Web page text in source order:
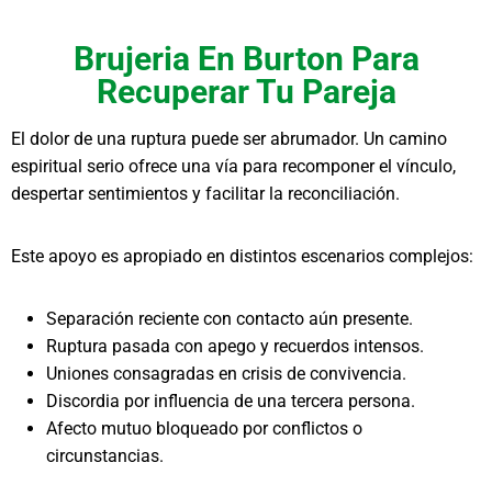
Brujeria En Burton Para
Recuperar Tu Pareja
El dolor de una ruptura puede ser abrumador. Un camino
espiritual serio ofrece una vía para recomponer el vínculo,
despertar sentimientos y facilitar la reconciliación.
Este apoyo es apropiado en distintos escenarios complejos:
Separación reciente con contacto aún presente.
Ruptura pasada con apego y recuerdos intensos.
Uniones consagradas en crisis de convivencia.
Discordia por influencia de una tercera persona.
Afecto mutuo bloqueado por conflictos o
circunstancias.